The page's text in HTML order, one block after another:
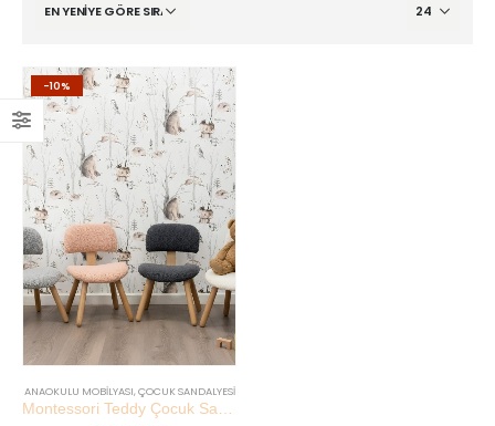
-10%
ANAOKULU MOBILYASI,ÇOCUK SANDALYESI